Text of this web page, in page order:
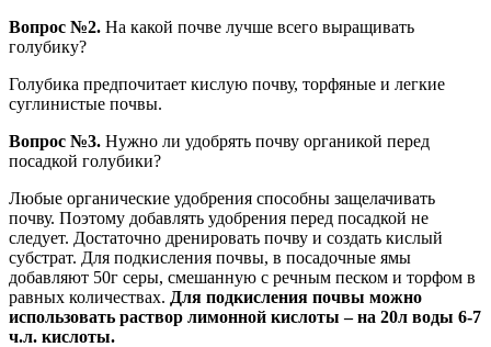
Вопрос №2. На какой почве лучше всего выращивать
голубику?
Голубика предпочитает кислую почву, торфяные и легкие
суглинистые почвы.
Вопрос №3. Нужно ли удобрять почву органикой перед
посадкой голубики?
Любые органические удобрения способны защелачивать
почву. Поэтому добавлять удобрения перед посадкой не
следует. Достаточно дренировать почву и создать кислый
субстрат. Для подкисления почвы, в посадочные ямы
добавляют 50г серы, смешанную с речным песком и торфом в
равных количествах. Для подкисления почвы можно
использовать раствор лимонной кислоты – на 20л воды 6-7
ч.л. кислоты.